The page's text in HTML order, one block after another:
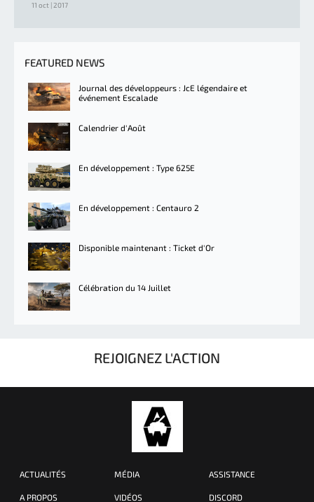
11 oct | 2017
FEATURED NEWS
Journal des développeurs : JcE légendaire et
événement Escalade
Calendrier d'Août
En développement : Type 625E
En développement : Centauro 2
Disponible maintenant : Ticket d'Or
Célébration du 14 Juillet
REJOIGNEZ L'ACTION
ACTUALITÉS
A PROPOS
MÉDIA
VIDÉOS
ASSISTANCE
DISCORD